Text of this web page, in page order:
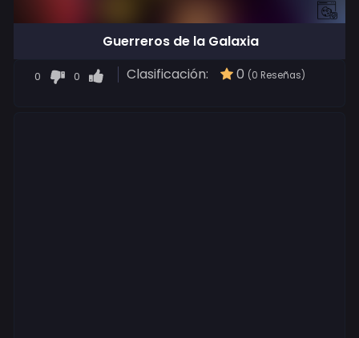
Guerreros de la Galaxia
0 0 Clasificación: 0 (0 Reseñas)